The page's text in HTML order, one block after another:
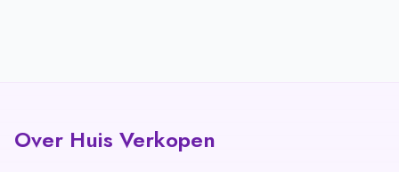
Over Huis Verkopen